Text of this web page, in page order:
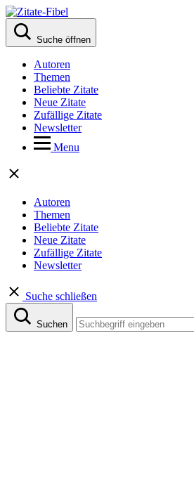
Suche öffnen
Autoren
Themen
Beliebte Zitate
Neue Zitate
Zufällige Zitate
Newsletter
Menu
Autoren
Themen
Beliebte Zitate
Neue Zitate
Zufällige Zitate
Newsletter
Suche schließen
Suchen